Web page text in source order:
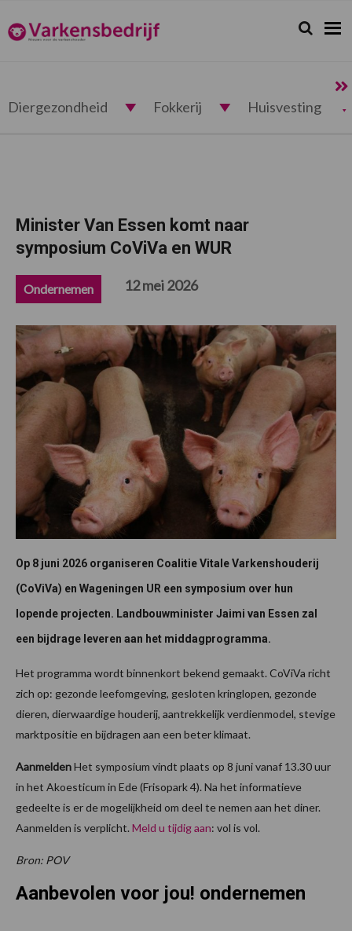
de
hoofdnavigatie
de
hoofd
de
eerste
de
voettekst
Varkensbedrijf.nl Zoeken...
Zoek
Diergezondheid Fokkerij Huisvesting
Minister Van Essen komt naar
symposium CoViVa en WUR
Ondernemen 12 mei 2026
Op 8 juni 2026 organiseren Coalitie Vitale Varkenshouderij
(CoViVa) en Wageningen UR een symposium over hun
lopende projecten. Landbouwminister Jaimi van Essen zal
een bijdrage leveren aan het middagprogramma.
Het programma wordt binnenkort bekend gemaakt. CoViVa richt
zich op: gezonde leefomgeving, gesloten kringlopen, gezonde
dieren, dierwaardige houderij, aantrekkelijk verdienmodel, stevige
marktpositie en bijdragen aan een beter klimaat.
AanmeldenHet symposium vindt plaats op 8 juni vanaf 13.30 uur
in het Akoesticum in Ede (Frisopark 4). Na het informatieve
gedeelte is er de mogelijkheid om deel te nemen aan het diner.
Aanmelden is verplicht.Meld u tijdig aan: vol is vol.
Bron: POV
Aanbevolen voor jou! ondernemen